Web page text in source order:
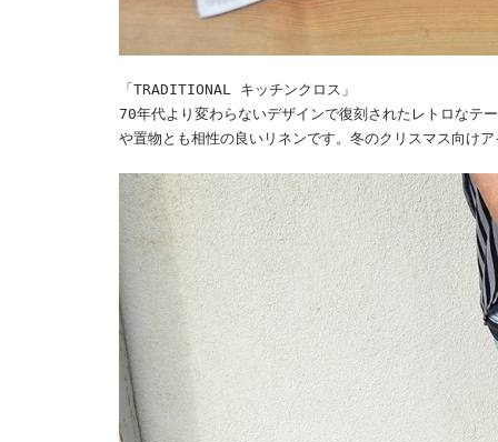
「TRADITIONAL キッチンクロス」
70年代より変わらないデザインで復刻されたレトロなテ
や置物とも相性の良いリネンです。冬のクリスマス向け